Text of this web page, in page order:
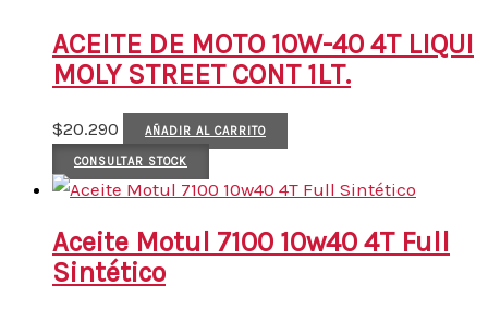
ACEITE DE MOTO 10W-40 4T LIQUI
MOLY STREET CONT 1LT.
$20.290 AÑADIR AL CARRITO
CONSULTAR STOCK
Aceite Motul 7100 10w40 4T Full
Sintético